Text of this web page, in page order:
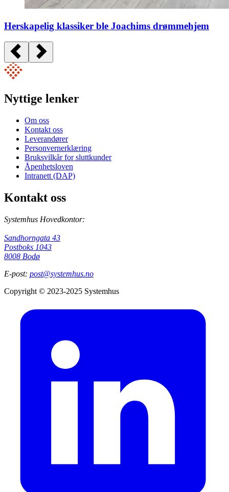
Herskapelig klassiker ble Joachims drømmehjem
Nyttige lenker
Om oss
Kontakt oss
Leverandører
Personvernerklæring
Bruksvilkår for sluttkunder
Åpenhetsloven
Intranett (DAP)
Kontakt oss
Systemhus Hovedkontor:
Sandhorngata 43
Postboks 1043
8008 Bodø
E-post: post@systemhus.no
Copyright © 2023-2025 Systemhus